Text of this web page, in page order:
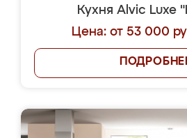
Кухня Alvic Luxe
Цена: от 53 000